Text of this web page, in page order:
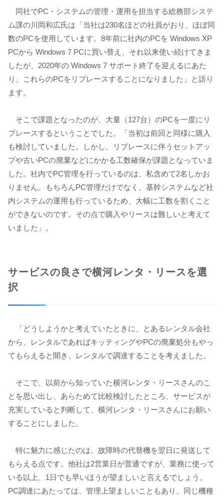
同社でPC・システムの管理・運用を担当する総務部システ
ム課の川岡和広氏は「当社は230名ほどの社員がおり、ほぼ同
数のPCを使用しています。8年前に社内のPCを Windows XP
PCから Windows 7 PCに買い替え、それ以来使い続けてきま
したが、2020年の Windows 7 サポート終了を迎えるにあた
り、これらのPCをリプレースすることになりました」と語り
ます。
そこで課題となったのが、大量（127台）のPCを一度にリ
プレースするということでした。「当初は前回と同様に購入
も検討していました。しかし、リプレースに伴うセットアッ
プや古いPCの廃棄などにかかる工数確保が課題となっていま
した。社内でPC管理を行っているのは、私含めて2名しかお
りません。もちろんPC管理だけでなく、基幹システムなど社
内システムの運用も行っているため、大幅に工数を割くこと
ができないのです。その点で購入やリースは難しいと考えて
いました」。
サービスの良さで横河レンタ・リースを選
択
「どうしようかと考えていたときに、とあるレンタル会社
から、レンタルであればキッティングやPCの廃棄処分もやっ
てもらえると聞き、レンタルで調達することを考えました。
そこで、以前から知っていた横河レンタ・リースさんのこ
とを思い出し、あらためて比較検討したところ、サービスが
充実していると判断して、横河レンタ・リースさんにお願い
することにしました。
特に魅力に感じたのは、故障時の代替機を翌日に発送して
もらえる点です。他社は2営業日が普通ですが、業務に使って
いる以上、1日でも早いほうが望ましいと言えるでしょう。
PC調達にあたっては、管理上望ましいこともあり、同じ機種